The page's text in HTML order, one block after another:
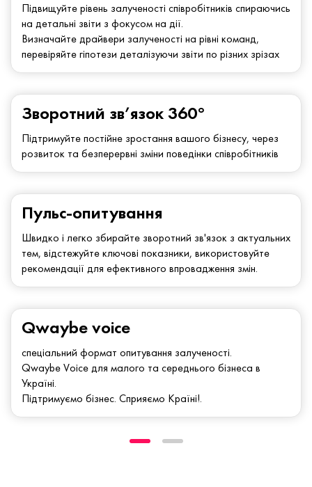
Підвищуйте рівень залученості співробітників спираючись
на детальні звіти з фокусом на дії.
Визначайте драйвери залученості на рівні команд,
перевіряйте гіпотези деталізуючи звіти по різних зрізах
Зворотний зв’язок 360°
Підтримуйте постійне зростання вашого бізнесу, через
розвиток та безперервні зміни поведінки співробітників
Qwaybe voice
спеціальний формат опитування залученості.
Qwaybe Voice для малого та середнього бізнеса в
Україні.
Підтримуємо бізнес. Сприяємо Країні!.
Пульс-опитування
Швидко і легко збирайте зворотний зв'язок з актуальних
тем, відстежуйте ключові показники, використовуйте
рекомендації для ефективного впровадження змін.